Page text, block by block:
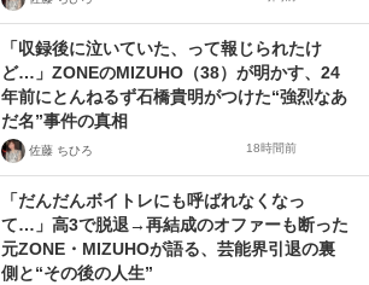
「収録後に泣いていた、って報じられたけ
ど…」ZONEのMIZUHO（38）が明かす、24
年前にとんねるず石橋貴明がつけた“強烈なあ
だ名”事件の真相
佐藤 ちひろ 18時間前
「だんだんボイトレにも呼ばれなくなっ
て…」高3で脱退→再結成のオファーも断った
元ZONE・MIZUHOが語る、芸能界引退の裏
側と“その後の人生”